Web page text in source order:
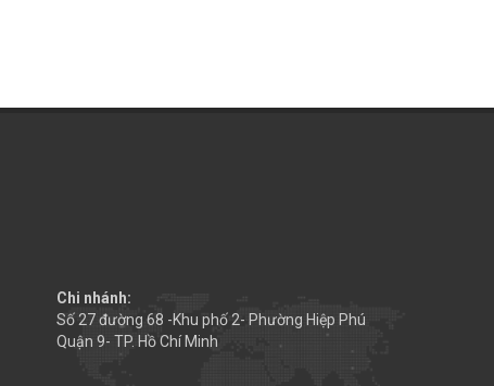
Chi nhánh:
Số 27 đường 68 -Khu phố 2- Phường Hiệp Phú
Quận 9- TP. Hồ Chí Minh